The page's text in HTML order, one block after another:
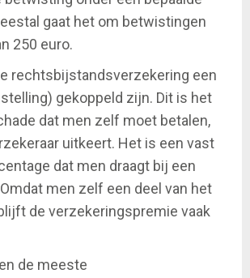
gaat het om betwistingen
250 euro.
rechtsbijstandsverzekering een
gekoppeld zijn. Dit is het
dat men zelf moet betalen,
uitkeert. Het is een vast
dat men draagt bij een
men zelf een deel van het
de verzekeringspremie vaak
de meeste